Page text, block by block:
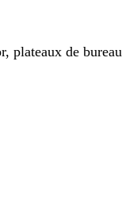
plateaux de